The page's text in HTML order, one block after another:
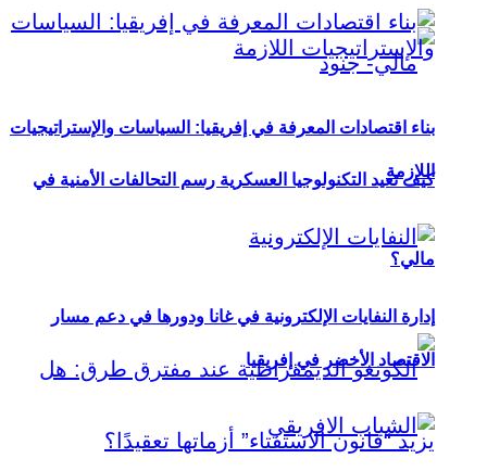
كيف تعيد التكنولوجيا العسكرية رسم التحالفات الأمنية في
مالي؟
بناء اقتصادات المعرفة في إفريقيا: السياسات والإستراتيجيات
اللازمة
إدارة النفايات الإلكترونية في غانا ودورها في دعم مسار
الاقتصاد الأخضر في إفريقيا